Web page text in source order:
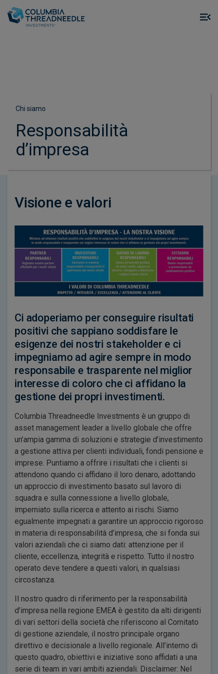
Chi siamo
Responsabilità
d’impresa
Visione e valori
Ci adoperiamo per conseguire risultati
positivi che sappiano soddisfare le
esigenze dei nostri stakeholder e ci
impegniamo ad agire sempre in modo
responsabile e trasparente nel miglior
interesse di coloro che ci affidano la
gestione dei propri investimenti.
Columbia Threadneedle Investments è un gruppo di
asset management leader a livello globale che offre
un’ampia gamma di soluzioni e strategie d’investimento
a gestione attiva per clienti individuali, fondi pensione e
imprese. Puntiamo a offrire i risultati che i clienti si
attendono quando ci affidano il loro denaro, adottando
un approccio di investimento basato sul lavoro di
squadra e sulla connessione a livello globale,
imperniato sulla ricerca e attento ai rischi. Siamo
egualmente impegnati a garantire un approccio rigoroso
in materia di responsabilità d’impresa, che si fonda sui
valori aziendali che ci siamo dati: attenzione per il
cliente, eccellenza, integrità e rispetto. Tutto il nostro
operato deve tendere a questi valori, in qualsiasi
circostanza.
Il nostro quadro di riferimento per la responsabilità
d’impresa nella regione EMEA è gestito da alti dirigenti
di vari settori della società che riferiscono al Comitato
di gestione aziendale, il nostro principale organo
direttivo e decisionale a livello regionale. All’interno di
questo quadro, obiettivi e iniziative sono affidati a una
serie di team in vari ambiti aziendali. Disclaimer: Nel